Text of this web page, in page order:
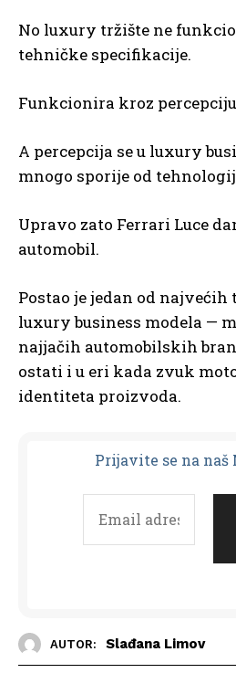
No luxury tržište ne
tehničke specifikacije.
Funkcionira kroz
A percepcija se u luxury
mnogo sporije od
Upravo zato Ferrari Luce
automobil.
Postao je jedan od
luxury business modela —
najjačih automobilskih
ostati i u eri kada zvuk
identiteta proizvoda.
Prijavite se na
AUTOR: Slađana Limov